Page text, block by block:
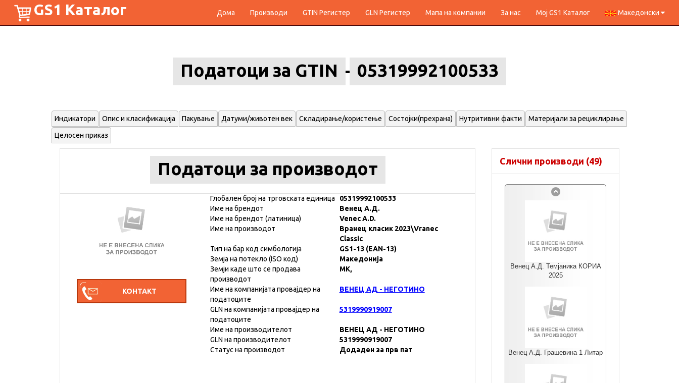
GS1 Каталог Дома Производи GTIN Регистер GLN Регистер Мапа на компании За нас Мој GS1 Каталог Македонски
Податоци за GTIN 05319992100533
Индикатори Опис и класификација Пакување Датуми/животен век Складирање/користење Состојки(прехрана) Нутритивни факти Материјали за рециклирање
Целосен приказ
Податоци за производот
Глобален број на трговската единица
05319992100533
Име на брендот
Венец А.Д.
Име на брендот (латиница)
Venec A.D.
Име на производот
Вранец класик 2023\Vranec
Classic
Тип на бар код симбологија
GS1-13 (EAN-13)
Земја на потекло (ISO код)
Македонија
Земји каде што се продава
производот
MK,
Име на компанијата провајдер на
податоците
ВЕНЕЦ АД - НЕГОТИНО
GLN на компанијата провајдер на
податоците
5319990919007
Име на производителот
ВЕНЕЦ АД - НЕГОТИНО
GLN на производителот
5319990919007
Статус на производот
Додаден за прв пат
Слични производи (49)
Венец А.Д. Темјаника КОРИА
2025
Венец А.Д. Грашевина 1 Литар